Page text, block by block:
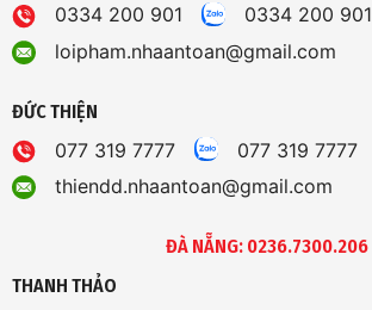
0334 200 901
0334 200 901
loipham.nhaantoan@gmail.com
ĐỨC THIỆN
077 319 7777
077 319 7777
thiendd.nhaantoan@gmail.com
ĐÀ NẴNG: 0236.7300.206
THANH THẢO